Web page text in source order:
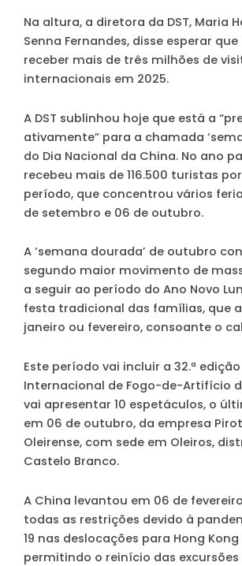
Na altura, a diretora da DST, Maria
Senna Fernandes, disse esperar
receber mais de três milhões de
internacionais em 2025.
A DST sublinhou hoje que está a
ativamente” para a chamada
do Dia Nacional da China. No ano
recebeu mais de 116.500 turistas
período, que concentrou vários
de setembro e 06 de outubro.
A ‘semana dourada’ de outubro
segundo maior movimento de
a seguir ao período do Ano Novo
festa tradicional das famílias, que
janeiro ou fevereiro, consoante o
Este período vai incluir a 32.ª
Internacional de Fogo-de-Artifício
vai apresentar 10 espetáculos, o
em 06 de outubro, da empresa
Oleirense, com sede em Oleiros,
Castelo Branco.
A China levantou em 06 de
todas as restrições devido à
19 nas deslocações para Hong Kong
permitindo o reinício das